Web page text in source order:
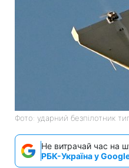
Фото: ударний безпілотник
Не витрачай час на
РБК-Україна у